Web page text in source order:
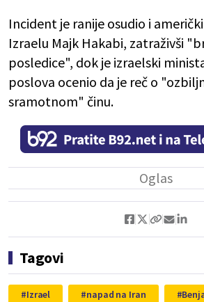
Incident je ranije osudio i
Izraelu Majk Hakabi, zatraživši
posledice", dok je izraelski
poslova ocenio da je reč o
sramotnom" činu.
Tagovi
Izrael napad na Iran